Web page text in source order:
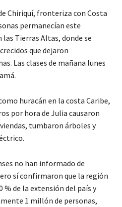
Chiriquí, fronteriza con Costa
permanecían este
Tierras Altas, donde se
que dejaron
Las clases de mañana lunes
huracán en la costa Caribe,
por hora de Julia causaron
tumbaron árboles y
no han informado de
sí confirmaron que la región
% de la extensión del país y
1 millón de personas,